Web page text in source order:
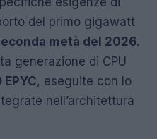
del primo gigawatt
metà del 2026.
generazione di CPU
EPYC, eseguite con lo
nell’architettura